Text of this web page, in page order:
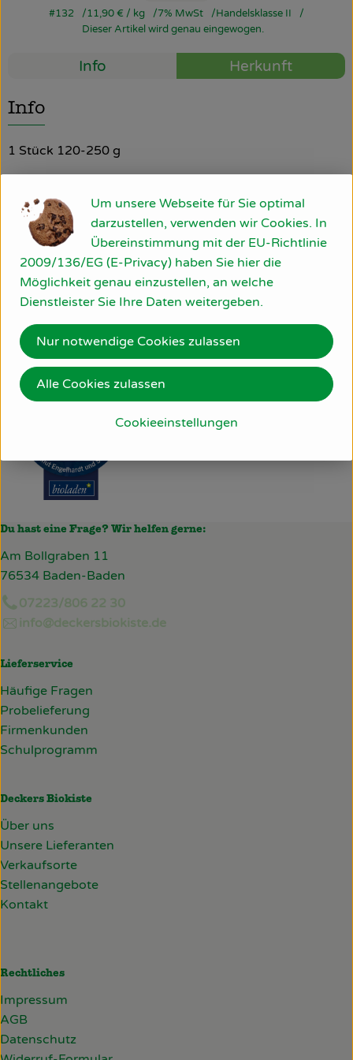
Blog
#132 11,90 € / kg 7% MwSt
Handelsklasse II
Dieser Artikel wird genau eingewogen.
Info Herkunft
Info
1 Stück 120-250 g
Produktinformationen
Herkunft
Deutschland
b* Hajos Ökofrische
Du hast eine Frage? Wir helfen gerne:
Am Bollgraben 11
76534 Baden-Baden
07223/806 22 30
info@deckersbiokiste.de
Lieferservice
Häufige Fragen
Probelieferung
Firmenkunden
Schulprogramm
Deckers Biokiste
Über uns
Unsere Lieferanten
Verkaufsorte
Stellenangebote
Kontakt
Rechtliches
Impressum
AGB
Datenschutz
Um unsere Webseite für Sie optimal
darzustellen, verwenden wir Cookies. In
Übereinstimmung mit der EU-Richtlinie
2009/136/EG (E-Privacy) haben Sie hier die
Möglichkeit genau einzustellen, an welche
Dienstleister Sie Ihre Daten weitergeben.
Cookieeinstellungen
Nur notwendige Cookies zulassen
Alle Cookies zulassen